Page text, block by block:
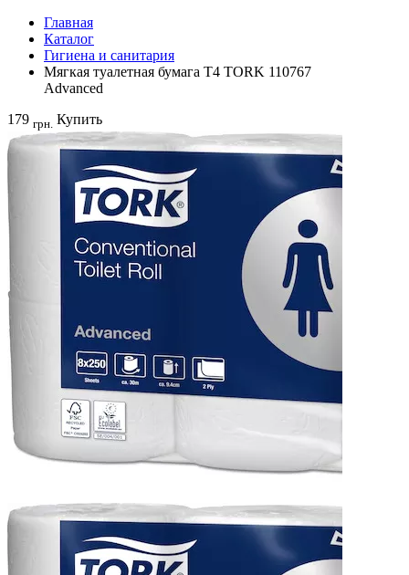
Главная
Каталог
Гигиена и санитария
Мягкая туалетная бумага T4 TORK 110767
Advanced
179 грн. Купить